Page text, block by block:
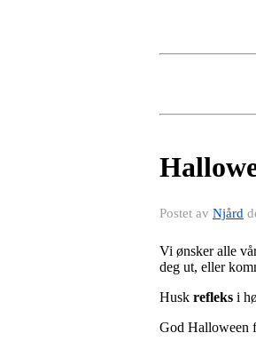
Postet av Njård
Vi ønsker alle
deg ut, eller
Husk refleks i
God Halloween